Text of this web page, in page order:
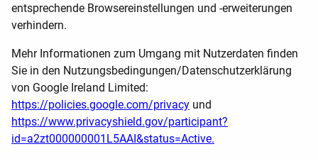
entsprechende Browsereinstellungen und -erweiterungen
verhindern.
Mehr Informationen zum Umgang mit Nutzerdaten finden
Sie in den Nutzungsbedingungen/Datenschutzerklärung
von Google Ireland Limited:
https://policies.google.com/privacy und
https://www.privacyshield.gov/participant?
id=a2zt000000001L5AAI&status=Active.